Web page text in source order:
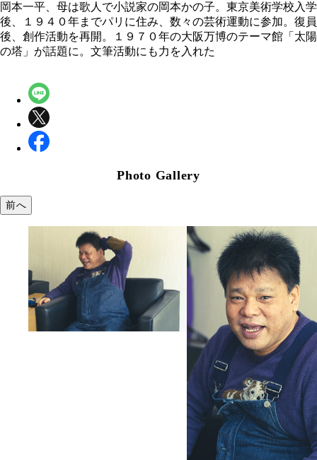
岡本一平、母は歌人で小説家の岡本かの子。東京美術学校入学
後、１９４０年までパリに住み、数々の芸術運動に参加。復員
後、創作活動を再開。１９７０年の大阪万博のテーマ館「太陽
の塔」が話題に。文筆活動にも力を入れた
Photo Gallery
前へ